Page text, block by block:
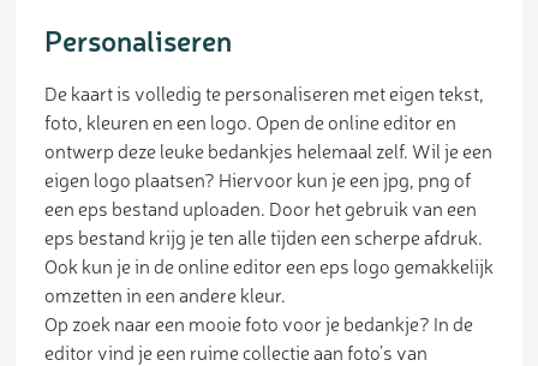
Personaliseren
De kaart is volledig te personaliseren met eigen tekst,
foto, kleuren en een logo. Open de online editor en
ontwerp deze leuke bedankjes helemaal zelf. Wil je een
eigen logo plaatsen? Hiervoor kun je een jpg, png of
een eps bestand uploaden. Door het gebruik van een
eps bestand krijg je ten alle tijden een scherpe afdruk.
Ook kun je in de online editor een eps logo gemakkelijk
omzetten in een andere kleur.
Op zoek naar een mooie foto voor je bedankje? In de
editor vind je een ruime collectie aan foto’s van